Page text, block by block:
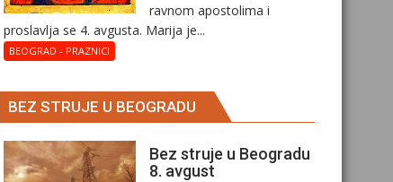
ravnom apostolima i
proslavlja se 4. avgusta. Marija je...
BEOGRAD - PRAZNICI
BEZ STRUJE U BEOGRADU
Bez struje u Beogradu
8. avgust